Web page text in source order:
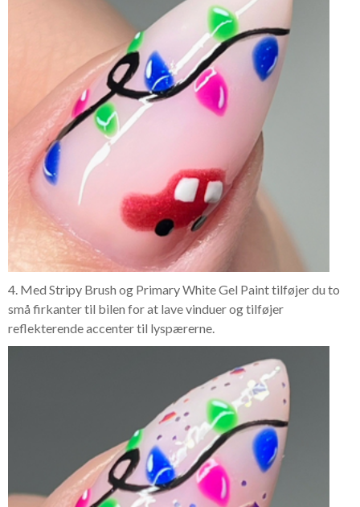
4. Med Stripy Brush og Primary White Gel Paint tilføjer du to
små firkanter til bilen for at lave vinduer og tilføjer
reflekterende accenter til lyspærerne.